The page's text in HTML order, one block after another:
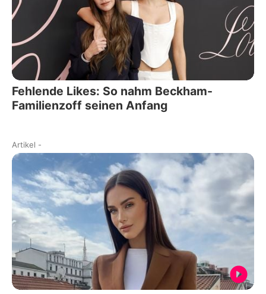
Fehlende Likes: So nahm Beckham-
Familienzoff seinen Anfang
Artikel -